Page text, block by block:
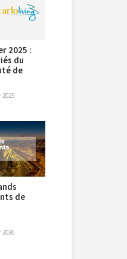
2025 :
du
de
2025
de
2026